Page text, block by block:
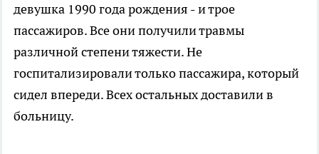
девушка 1990 года рождения - и трое
пассажиров. Все они получили травмы
различной степени тяжести. Не
госпитализировали только пассажира, который
сидел впереди. Всех остальных доставили в
больницу.